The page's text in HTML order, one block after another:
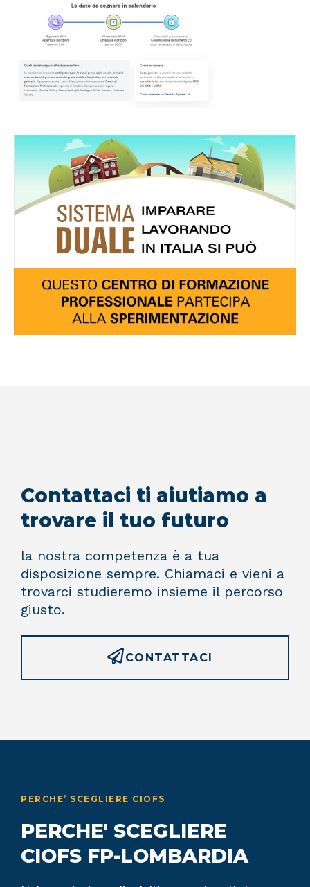
Contattaci ti aiutiamo a
trovare il tuo futuro
la nostra competenza è a tua
disposizione sempre. Chiamaci e vieni a
trovarci studieremo insieme il percorso
giusto.
CONTATTACI
PERCHE’ SCEGLIERE CIOFS
PERCHE' SCEGLIERE
CIOFS FP-LOMBARDIA